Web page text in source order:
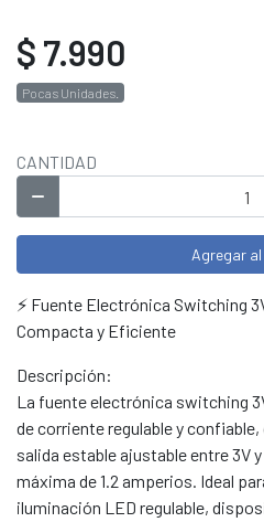
$ 7.990
Pocas Unidades.
CANTIDAD
Agregar
⚡ Fuente Electrónica Switching
Compacta y Eficiente
Descripción:
La fuente electrónica switching
de corriente regulable y
salida estable ajustable entre 3V
máxima de 1.2 amperios. Ideal
iluminación LED regulable,